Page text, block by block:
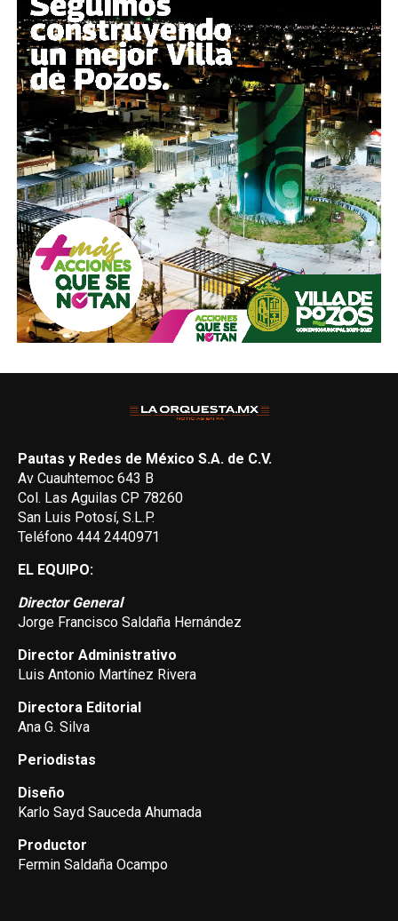
Pautas y Redes de México S.A. de C.V.
Av Cuauhtemoc 643 B
Col. Las Aguilas CP 78260
San Luis Potosí, S.L.P.
Teléfono 444 2440971
EL EQUIPO:
Director General
Jorge Francisco Saldaña Hernández
Director Administrativo
Luis Antonio Martínez Rivera
Directora Editorial
Ana G. Silva
Periodistas
Diseño
Karlo Sayd Sauceda Ahumada
Productor
Fermin Saldaña Ocampo